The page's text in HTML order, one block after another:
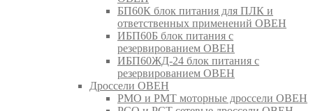
БП60К блок питания для ПЛК и
ответственных применений ОВЕН
ИБП60Б блок питания с
резервированием ОВЕН
ИБП60ЖД-24 блок питания с
резервированием ОВЕН
Дроссели ОВЕН
РМО и РМТ моторные дроссели ОВЕН